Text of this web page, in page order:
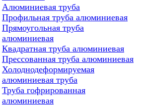
Алюминиевая труба
Профильная труба алюминиевая
Прямоугольная труба
алюминиевая
Квадратная труба алюминиевая
Прессованная труба алюминиевая
Холоднодеформируемая
алюминиевая труба
Труба гофрированная
алюминиевая